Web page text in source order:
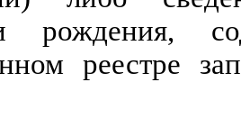
рождения,
реестре